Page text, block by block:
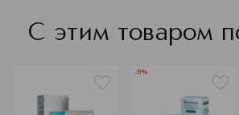
С этим товаром
-31%